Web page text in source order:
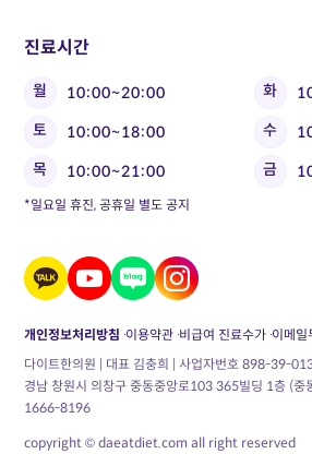
진료시간
월 10:00~20:00 화
토
10:00~18:00 수
목
10:00~21:00 금
*일요일 휴진, 공휴일 별도 공지
개인정보처리방침 이용약관 비급여 진료수가 이메일
다이트한의원 | 대표 김충희 | 사업자번호 898-39-
경남 창원시 의창구 중동중앙로103 365빌딩 1층 (중
1666-8196
copyright © daeatdiet.com all right reserved